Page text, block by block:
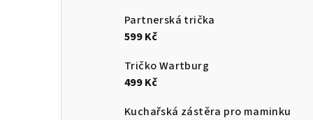
Partnerská trička
599 Kč
Tričko Wartburg
499 Kč
Kuchařská zástěra pro maminku